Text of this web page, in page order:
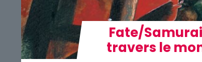
Fate/
travers le